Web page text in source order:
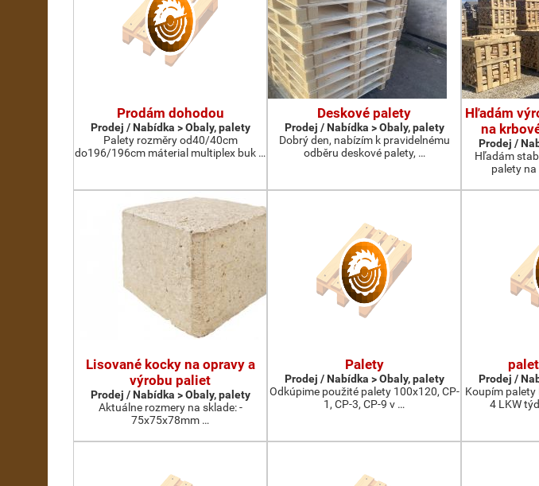
Prodám dohodou
Prodej / Nabídka > Obaly, palety
Palety rozměry od40/40cm
do196/196cm máterial multiplex buk …
Deskové palety
Prodej / Nabídka > Obaly, palety
Dobrý den, nabízím k pravidelnému
odběru deskové palety, …
Hľadám
na
Prodej /
Hľadám
palety
Lisované kocky na opravy a
výrobu paliet
Prodej / Nabídka > Obaly, palety
Aktuálne rozmery na sklade: -
75x75x78mm …
Palety
Prodej / Nabídka > Obaly, palety
Odkúpime použité palety 100x120, CP-
1, CP-3, CP-9 v …
Prodej /
Koupím palety
4 LKW